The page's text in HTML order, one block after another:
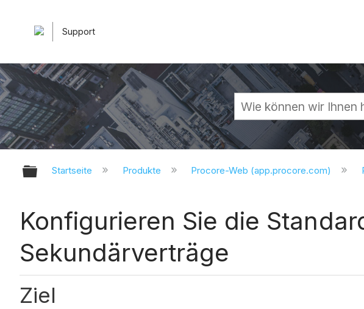
Support
Globale Hierarchie auf- und zuklappen
Startseite Produkte Procore-Web (app.procore.com)
Konfigurieren Sie die
Sekundärverträge
Ziel